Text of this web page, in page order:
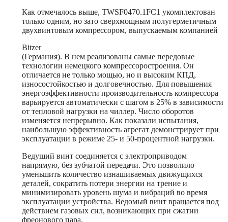
Как отмечалось выше, TWSF0470.1FC1 укомплектован
только одним, но зато сверхмощным полугерметичным
двухвинтовым компрессором, выпускаемым компанией
Bitzer
(Германия). В нем реализованы самые передовые
технологии немецкого компрессоростроения. Он
отличается не только мощью, но и высоким КПД,
износостойкостью и долговечностью. Для повышения
энергоэффективности производительность компрессора
варьируется автоматически с шагом в 25% в зависимости
от тепловой нагрузки на чиллер. Число оборотов
изменяется непрерывно. Как показали испытания,
наибольшую эффективность агрегат демонстрирует при
эксплуатации в режиме 25- и 50-процентной нагрузки.
Ведущий винт соединяется с электроприводом
напрямую, без зубчатой передачи. Это позволило
уменьшить количество изнашиваемых движущихся
деталей, сократить потери энергии на трение и
минимизировать уровень шума и вибраций во время
эксплуатации устройства. Ведомый винт вращается под
действием газовых сил, возникающих при сжатии
фреонового пара.